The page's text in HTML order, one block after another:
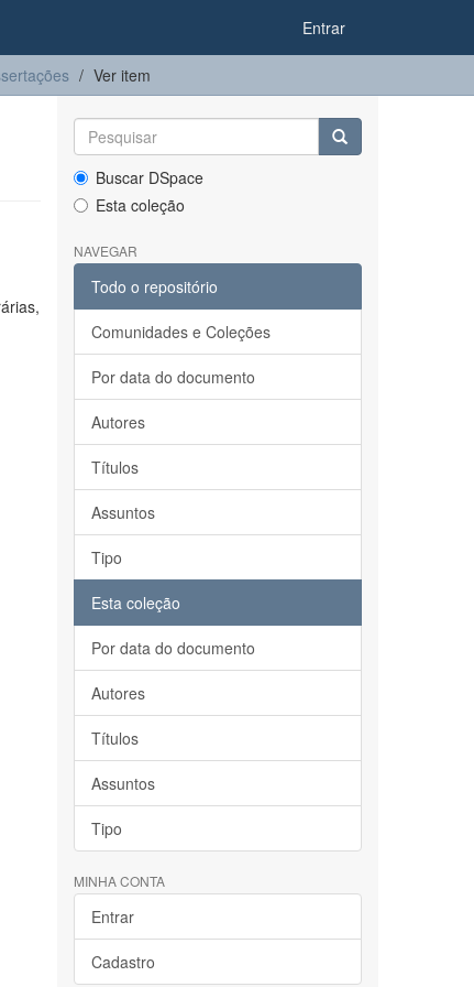
Entrar
Ver item
Buscar DSpace
Esta coleção
NAVEGAR
Todo o repositório
Comunidades e Coleções
Por data do documento
Autores
Títulos
Assuntos
Tipo
Esta coleção
Por data do documento
Autores
Títulos
Assuntos
Tipo
MINHA CONTA
Entrar
Cadastro